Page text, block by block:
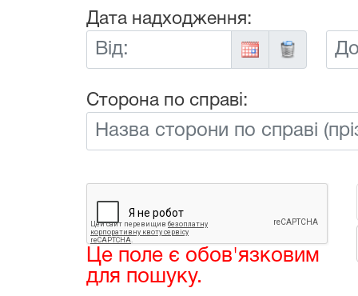
Дата надходження:
Від:
До:
Сторона по справі:
Це поле є обов'язковим
для пошуку.